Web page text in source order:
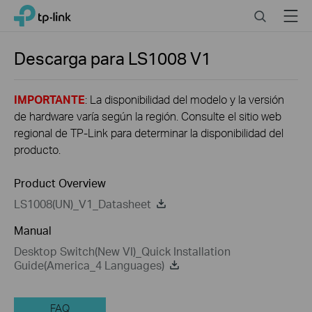
Click
navigation
TP-Link, Reliably Smart SearchMenu
Descarga para LS1008V1
IMPORTANTE: La disponibilidad del modelo y la versión
de hardware varía según la región. Consulte el sitio web
regional de TP-Link para determinar la disponibilidad del
producto.
Product Overview
LS1008(UN)_V1_Datasheet
Manual
Desktop Switch(New VI)_Quick Installation
Guide(America_4 Languages)
FAQ